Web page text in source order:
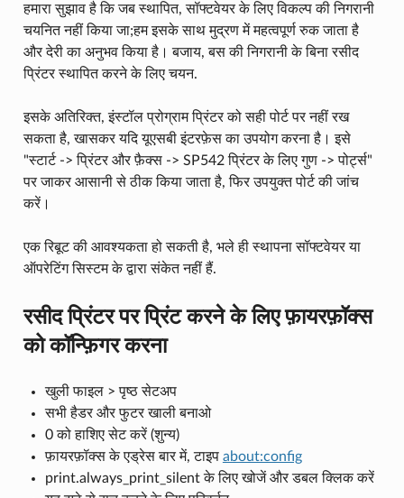
हमारा सुझाव है कि जब स्थापित, सॉफ्टवेयर के लिए विकल्प की निगरानी
चयनित नहीं किया जा;हम इसके साथ मुद्रण में महत्वपूर्ण रुक जाता है
और देरी का अनुभव किया है। बजाय, बस की निगरानी के बिना रसीद
प्रिंटर स्थापित करने के लिए चयन.
इसके अतिरिक्त, इंस्टॉल प्रोग्राम प्रिंटर को सही पोर्ट पर नहीं रख
सकता है, खासकर यदि यूएसबी इंटरफ़ेस का उपयोग करना है। इसे
"स्टार्ट -> प्रिंटर और फ़ैक्स -> SP542 प्रिंटर के लिए गुण -> पोर्ट्स"
पर जाकर आसानी से ठीक किया जाता है, फिर उपयुक्त पोर्ट की जांच
करें।
एक रिबूट की आवश्यकता हो सकती है, भले ही स्थापना सॉफ्टवेयर या
ऑपरेटिंग सिस्टम के द्वारा संकेत नहीं हैं.
रसीद प्रिंटर पर प्रिंट करने के लिए फ़ायरफ़ॉक्स
को कॉन्फ़िगर करना
खुली फाइल > पृष्ठ सेटअप
सभी हैडर और फुटर खाली बनाओ
0 को हाशिए सेट करें (शुन्य)
फ़ायरफ़ॉक्स के एड्रेस बार में, टाइप about:config
print.always_print_silent के लिए खोजें और डबल क्लिक करें